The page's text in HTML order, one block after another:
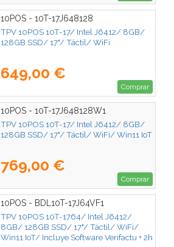
10POS - 10T-17J648128
TPV 10POS 10T-17/ Intel J6412/ 8GB/
128GB SSD/ 17"/ Táctil/ WiFi
649,00 €
Comprar
10POS - 10T-17J648128W1
TPV 10POS 10T-17/ Intel J6412/ 8GB/
128GB SSD/ 17"/ Táctil/ WiFi/ Win11 IoT
769,00 €
Comprar
10POS - BDL10T-17J64VF1
TPV 10POS 10T-1764/ Intel J6412/
8GB/ 128GB SSD/ 17"/ Táctil/ WiFi/
Win11 IoT/ Incluye Software Verifactu + 2h